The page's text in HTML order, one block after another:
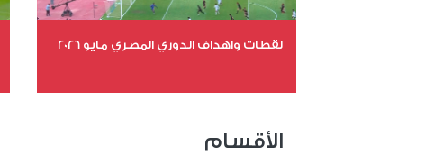
لقطات واهداف الدوري المصري مايو 2026
الأقسام